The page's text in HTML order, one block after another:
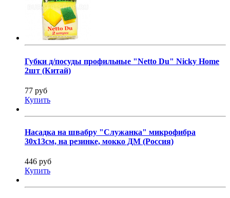
Губки д/посуды профильные "Netto Du" Nicky Home
2шт (Китай)
77 руб
Купить
Насадка на швабру "Служанка" микрофибра
30х13см, на резинке, мокко ДМ (Россия)
446 руб
Купить